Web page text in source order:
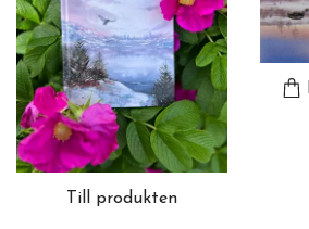
Till produkten